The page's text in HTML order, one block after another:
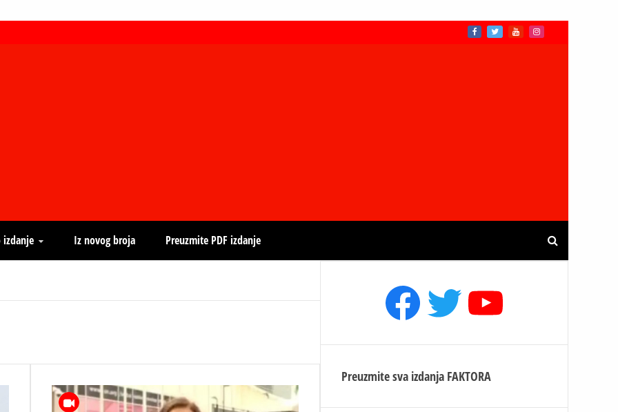
izdanje Iz novog broja Preuzmite PDF izdanje
Facebook
TwitterYouTube
Preuzmite sva izdanja FAKTORA